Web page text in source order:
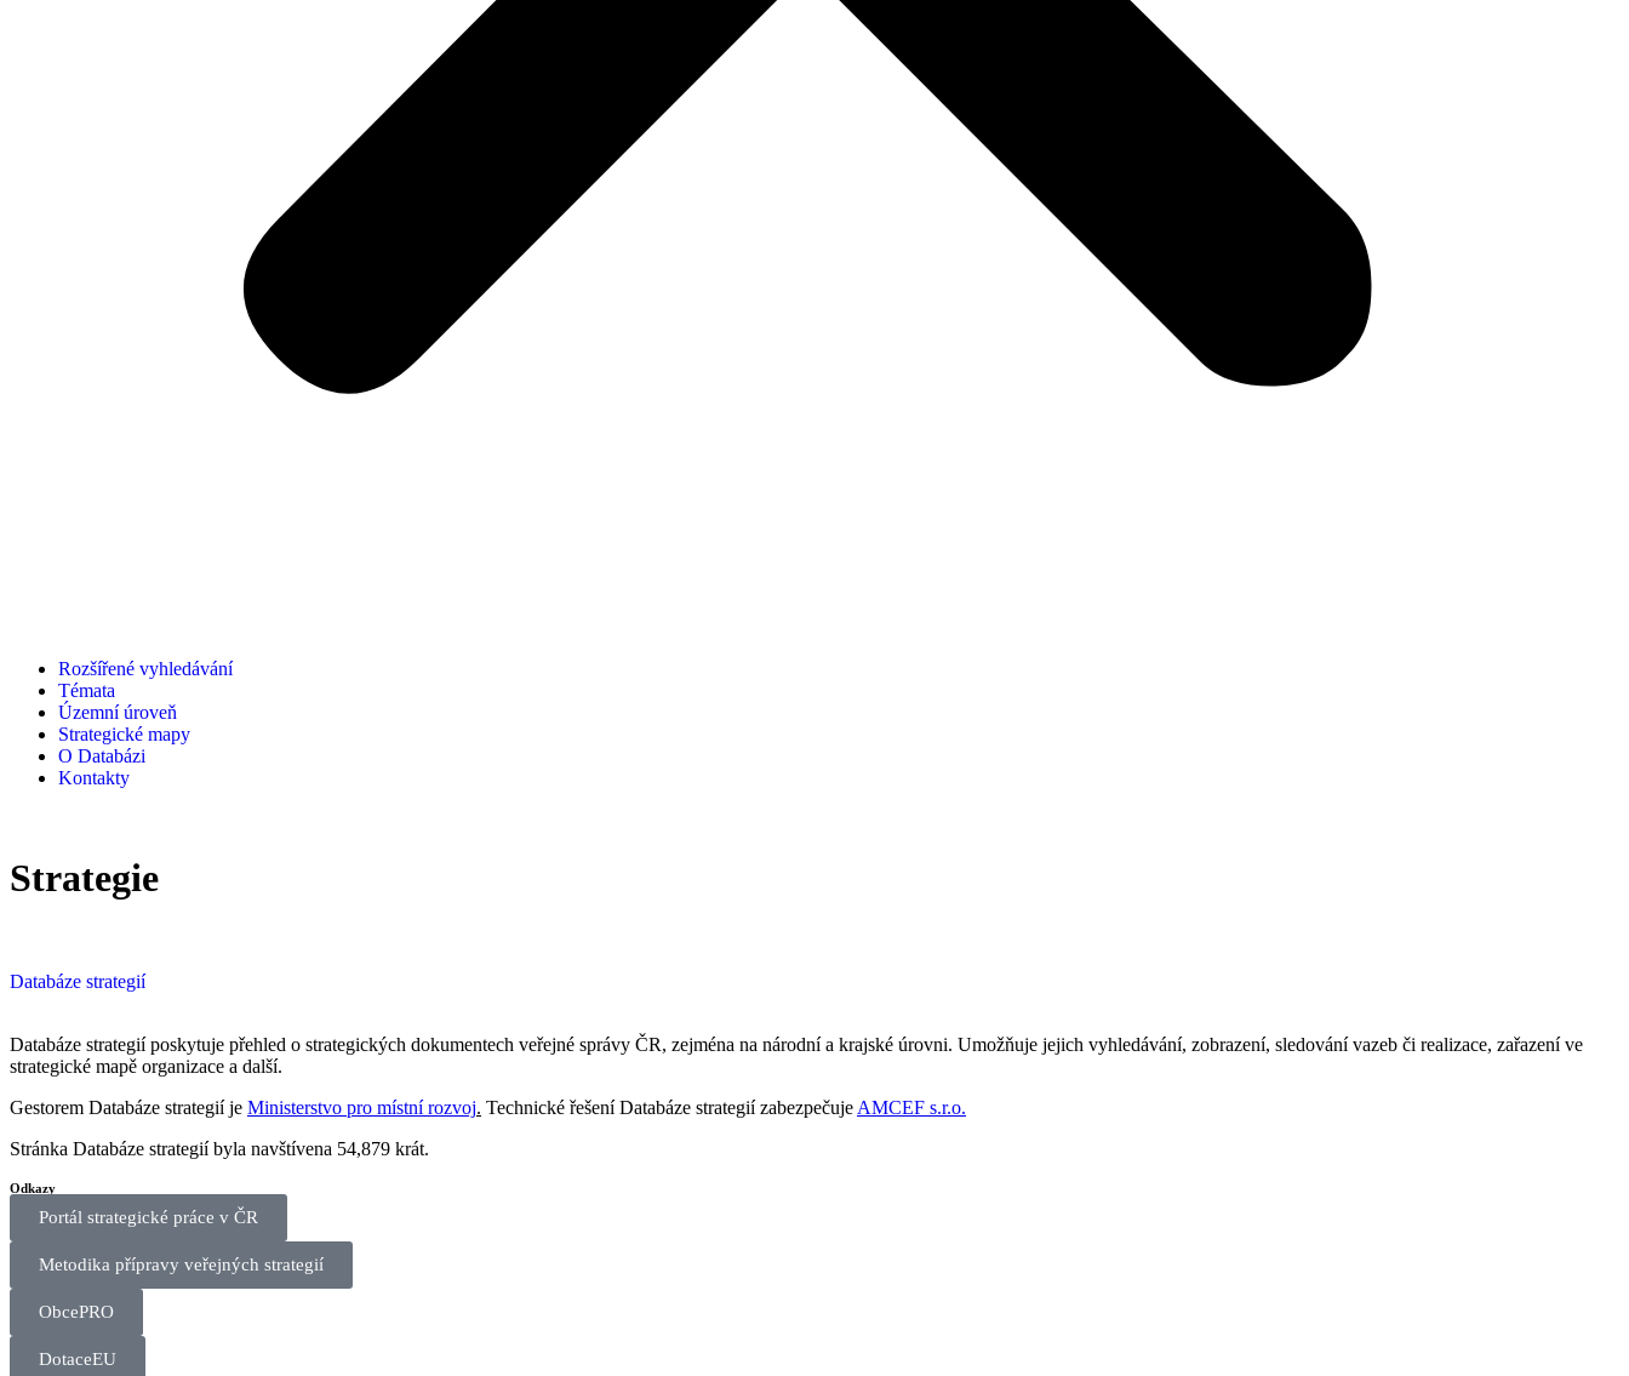
Rozšířené vyhledávání
Témata
Územní úroveň
Strategické mapy
O Databázi
Kontakty
Strategie
Databáze strategií
Databáze strategií poskytuje přehled o strategických dokumentech veřejné správy ČR, zejména na národní a krajské úrovni. Umožňuje jejich vyhledávání, zobrazení, sledování vazeb či realizace, zařazení ve
strategické mapě organizace a další.
Gestorem Databáze strategií je Ministerstvo pro místní rozvoj. Technické řešení Databáze strategií zabezpečuje AMCEF s.r.o.
Stránka Databáze strategií byla navštívena 54,879 krát.
Odkazy
Portál strategické práce v ČR
Metodika přípravy veřejných strategií
ObcePRO
DotaceEU